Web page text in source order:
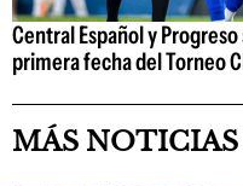
Central Español y
primera fecha del Torneo
MÁS